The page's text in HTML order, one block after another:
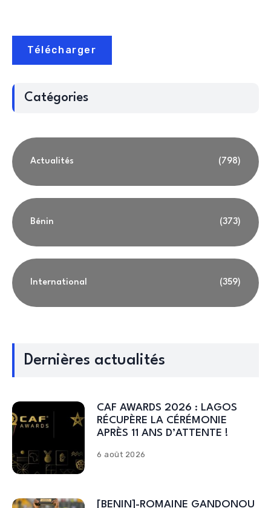
Télécharger
Catégories
Actualités (798)
Bénin (373)
International (359)
Dernières actualités
CAF AWARDS 2026 : LAGOS
RÉCUPÈRE LA CÉRÉMONIE
APRÈS 11 ANS D’ATTENTE !
6 août 2026
[BENIN]-ROMAINE GANDONOU